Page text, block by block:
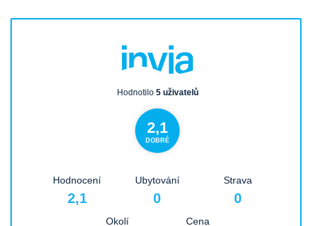
Hodnotilo 5 uživatelů
2,1
DOBRÉ
Hodnocení
2,1
Ubytování
0
Strava
0
Okolí Cena